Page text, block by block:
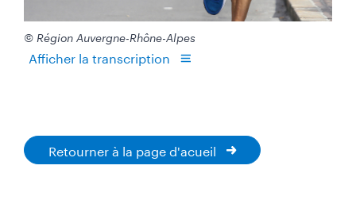
© Région Auvergne-Rhône-Alpes
Afficher la transcription
Retourner à la page d'acueil